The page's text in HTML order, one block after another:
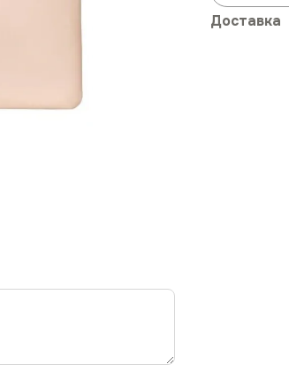
Доставка